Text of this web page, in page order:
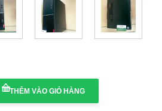
THÊM VÀO GIỎ HÀNG